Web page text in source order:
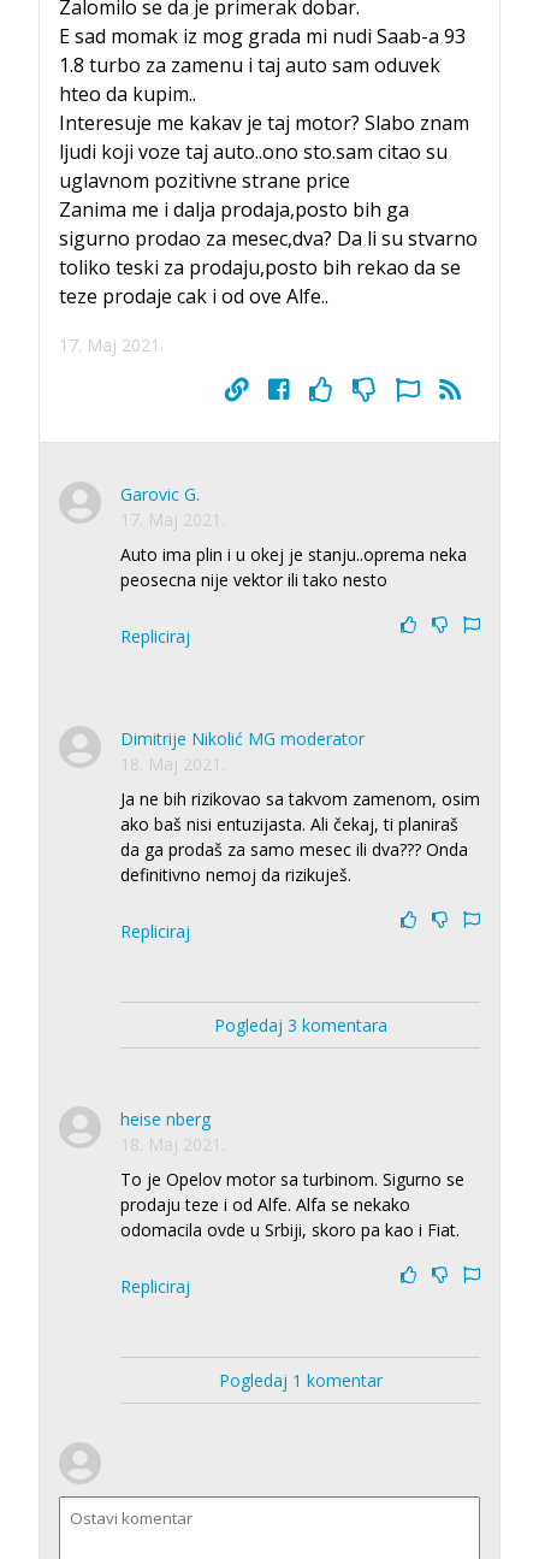
Zalomilo se da je primerak dobar.
E sad momak iz mog grada mi nudi Saab-a 93
1.8 turbo za zamenu i taj auto sam oduvek
hteo da kupim..
Interesuje me kakav je taj motor? Slabo znam
ljudi koji voze taj auto..ono sto.sam citao su
uglavnom pozitivne strane price
Zanima me i dalja prodaja,posto bih ga
sigurno prodao za mesec,dva? Da li su stvarno
toliko teski za prodaju,posto bih rekao da se
teze prodaje cak i od ove Alfe..
17. Maj 2021.
Garovic G.
17. Maj 2021.
Auto ima plin i u okej je stanju..oprema neka
peosecna nije vektor ili tako nesto
Repliciraj
Dimitrije Nikolić MG moderator
18. Maj 2021.
Ja ne bih rizikovao sa takvom zamenom, osim
ako baš nisi entuzijasta. Ali čekaj, ti planiraš
da ga prodaš za samo mesec ili dva??? Onda
definitivno nemoj da rizikuješ.
Repliciraj
Pogledaj 3 komentara
heise nberg
18. Maj 2021.
To je Opelov motor sa turbinom. Sigurno se
prodaju teze i od Alfe. Alfa se nekako
odomacila ovde u Srbiji, skoro pa kao i Fiat.
Repliciraj
Pogledaj 1 komentar